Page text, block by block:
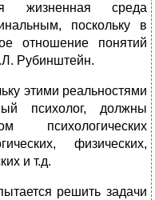
жизненная среда
поскольку в
отношение понятий
Рубинштейн.
этими реальностями
психолог, должны
психологических
физических,
и т.д.
решить задачи